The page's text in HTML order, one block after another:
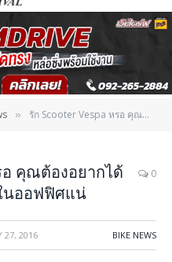
» รัก Scooter Vespa หรอ คุณต้องอยากได้เก้าอี้ Bel & Bel มาใช้ในออฟฟิศแน่
อ คุณต้องอยากได้
นออฟฟิศแน่
0
27, 2016 BIKE NEWS